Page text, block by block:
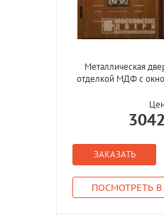
Металлическая
отделкой МДФ с
ЗАКАЗАТЬ
ПОСМОТРЕТЬ В